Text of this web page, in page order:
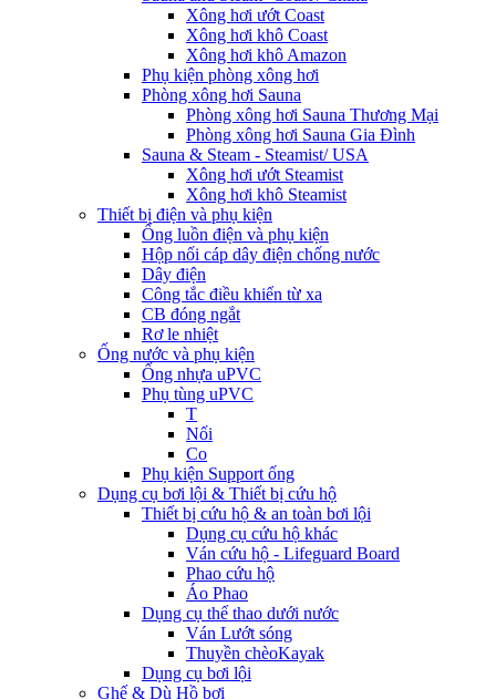
Xông hơi ướt Coast
Xông hơi khô Coast
Xông hơi khô Amazon
Phụ kiện phòng xông hơi
Phòng xông hơi Sauna
Phòng xông hơi Sauna Thương Mại
Phòng xông hơi Sauna Gia Đình
Sauna & Steam - Steamist/ USA
Xông hơi ướt Steamist
Xông hơi khô Steamist
Thiết bị điện và phụ kiện
Ống luồn điện và phụ kiện
Hộp nối cáp dây điện chống nước
Dây điện
Công tắc điều khiển từ xa
CB đóng ngắt
Rơ le nhiệt
Ống nước và phụ kiện
Ống nhựa uPVC
Phụ tùng uPVC
T
Nối
Co
Phụ kiện Support ống
Dụng cụ bơi lội & Thiết bị cứu hộ
Thiết bị cứu hộ & an toàn bơi lội
Dụng cụ cứu hộ khác
Ván cứu hộ - Lifeguard Board
Phao cứu hộ
Áo Phao
Dụng cụ thể thao dưới nước
Ván Lướt sóng
Thuyền chèoKayak
Dụng cụ bơi lội
Ghế & Dù Hồ bơi